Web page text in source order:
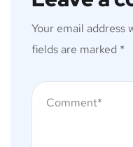
Your email address
fields are marked *